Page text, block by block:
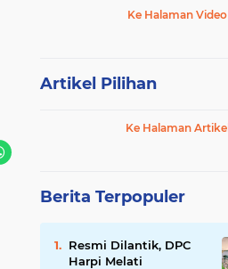
Ke Halaman Video
Artikel Pilihan
Ke Halaman Artikel
Berita Terpopuler
Resmi Dilantik, DPC
Harpi Melati